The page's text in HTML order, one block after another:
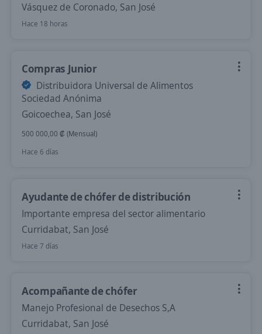
Vásquez de Coronado, San José
Hace 18 horas
Compras Junior
Distribuidora Universal de Alimentos
Sociedad Anónima
Goicoechea, San José
500 000,00 ₡ (Mensual)
Hace 6 días
Ayudante de chófer de distribución
Importante empresa del sector alimentario
Curridabat, San José
Hace 7 días
Acompañante de chófer
Manejo Profesional de Desechos S,A
Curridabat, San José